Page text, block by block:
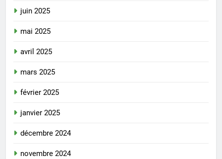
juin 2025
mai 2025
avril 2025
mars 2025
février 2025
janvier 2025
décembre 2024
novembre 2024